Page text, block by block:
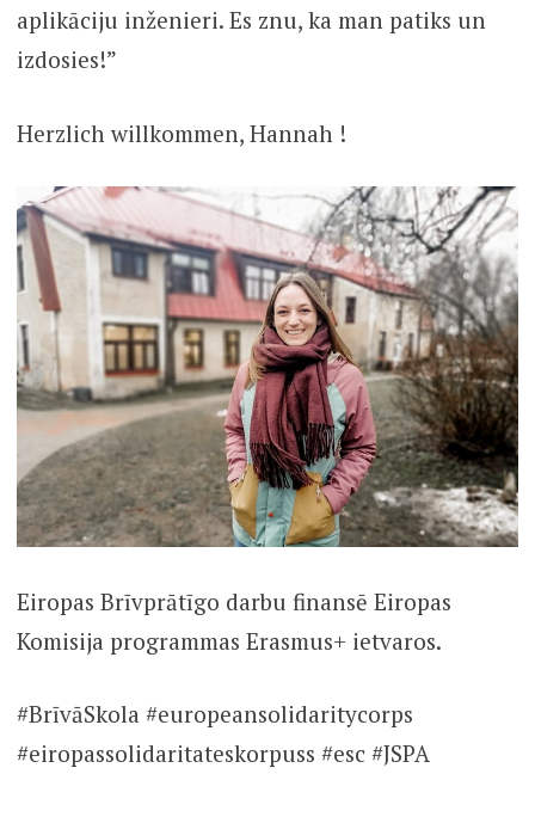
aplikāciju inženieri. Es znu, ka man patiks un
izdosies!”
Herzlich willkommen, Hannah !
Eiropas Brīvprātīgo darbu finansē Eiropas
Komisija programmas Erasmus+ ietvaros.
#BrīvāSkola #europeansolidaritycorps
#eiropassolidaritateskorpuss #esc #JSPA